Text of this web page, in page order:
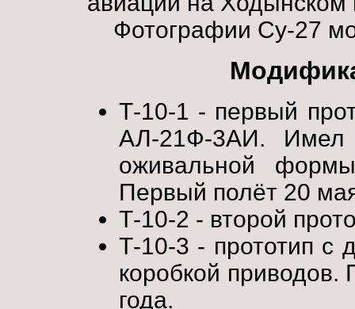
Фотографии Cу-27
Т-10-1 - первый
АЛ-21Ф-3АИ. Имел
оживальной
Первый полёт 20
Т-10-2 - второй
Т-10-3 - прототип с
коробкой приводов.
года.